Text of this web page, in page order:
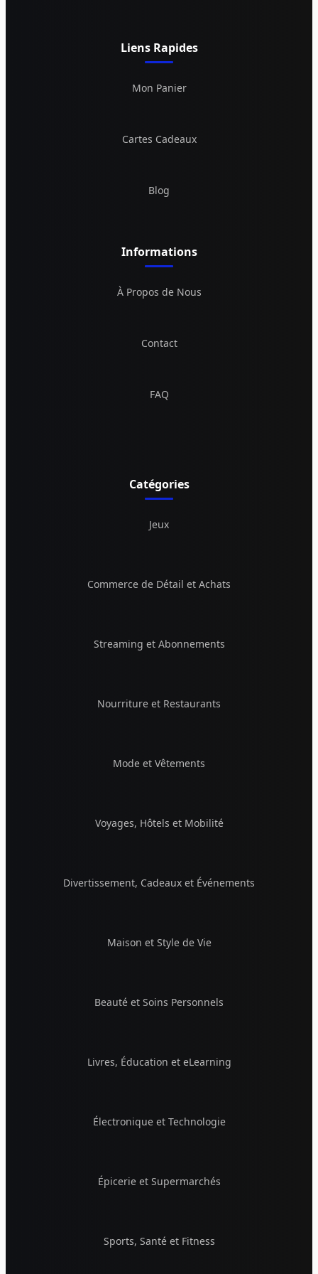
Liens Rapides
Mon Panier
Cartes Cadeaux
Blog
Informations
À Propos de Nous
Contact
FAQ
Catégories
Jeux
Commerce de Détail et Achats
Streaming et Abonnements
Nourriture et Restaurants
Mode et Vêtements
Voyages, Hôtels et Mobilité
Divertissement, Cadeaux et Événements
Maison et Style de Vie
Beauté et Soins Personnels
Livres, Éducation et eLearning
Électronique et Technologie
Épicerie et Supermarchés
Sports, Santé et Fitness